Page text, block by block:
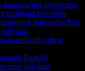
munkagépek beszerzése
tulajdonú bölcsődei
fejlesztése Pest
pályázat
Óvoda udvar
Temetői
pályázat